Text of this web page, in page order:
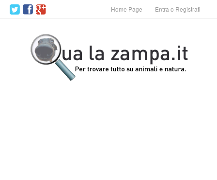
Home Page Entra o Registrati